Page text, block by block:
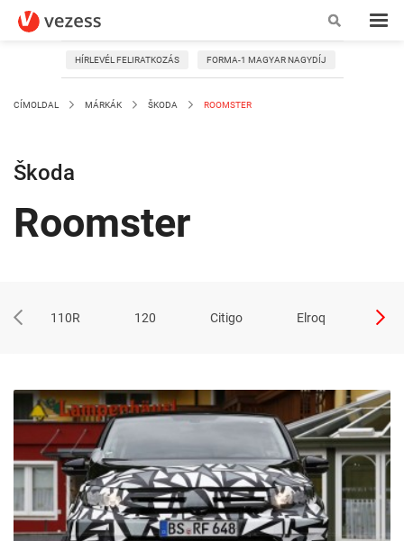
HÍRLEVÉL FELIRATKOZÁS FORMA-1 MAGYAR NAGYDÍJ
CÍMOLDAL MÁRKÁK ŠKODA ROOMSTER
Škoda
Roomster
110R 120 Citigo Elroq